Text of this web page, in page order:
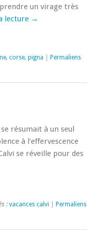
un virage très
lecture →
, corse, pigna Permaliens
résumait à un seul
à l’effervescence
se réveille pour des
: vacances calvi Permaliens